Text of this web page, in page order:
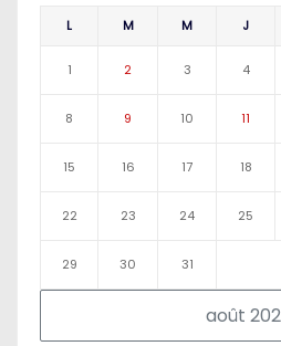
août
L M M J
1 2 3 4
8 9 10 11
15 16 17 18
22 23 24 25
29 30 31